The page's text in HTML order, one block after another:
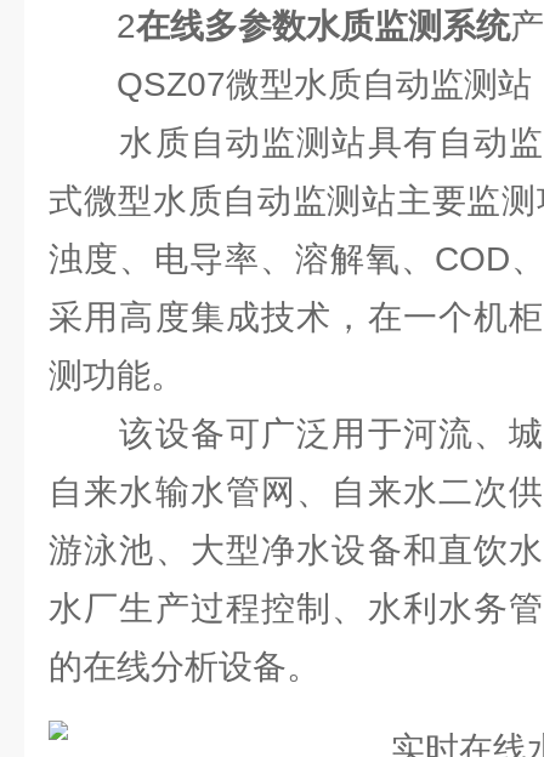
2在线多参数水质监测系统
QSZ07微型水质自动监测站
水质自动监测站具有自动监
式微型水质自动监测站主要监
浊度、电导率、溶解氧、COD
采用高度集成技术，在一个机
测功能。
该设备可广泛用于河流、城
自来水输水管网、自来水二次
游泳池、大型净水设备和直饮
水厂生产过程控制、水利水务
的在线分析设备。